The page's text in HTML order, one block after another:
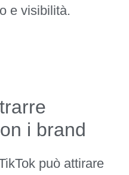
e visibilità.
i brand
può attirare